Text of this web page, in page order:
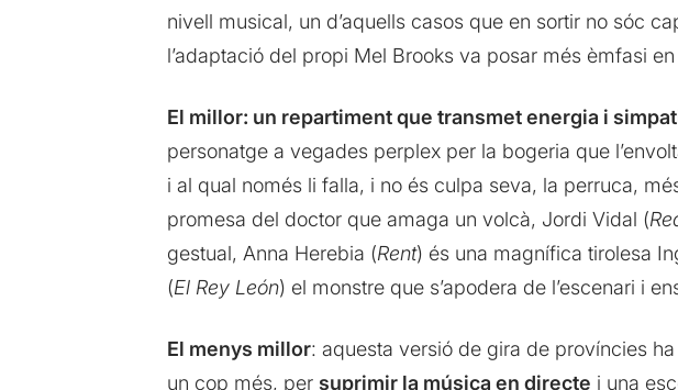
nivell musical, un d’aquells casos que en sortir no sóc
l’adaptació del propi Mel Brooks va posar més èmfasi
El millor: un repartiment que transmet energia i
personatge a vegades perplex per la bogeria que
i al qual només li falla, i no és culpa seva, la perruca,
promesa del doctor que amaga un volcà, Jordi Vidal (
gestual, Anna Herebia (Rent) és una magnífica tirolesa
(El Rey León) el monstre que s’apodera de l’escenari i
El menys millor: aquesta versió de gira de províncies
un cop més, per suprimir la música en directe i una